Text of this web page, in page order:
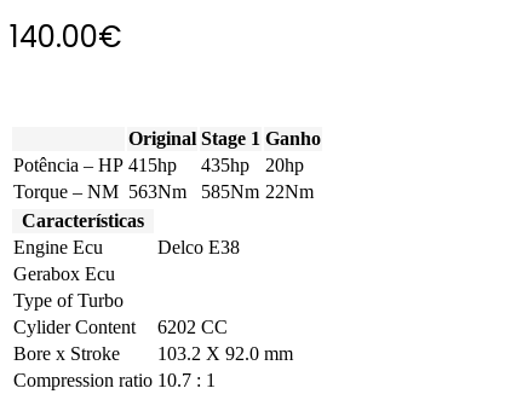
140.00€
Original Stage 1 Ganho
Potência – HP 415hp 435hp
20hp
Torque – NM 563Nm 585Nm 22Nm
Características
Engine Ecu
Delco E38
Gerabox Ecu
Type of Turbo
Cylider Content
6202 CC
Bore x Stroke
103.2 X 92.0 mm
Compression ratio 10.7 : 1